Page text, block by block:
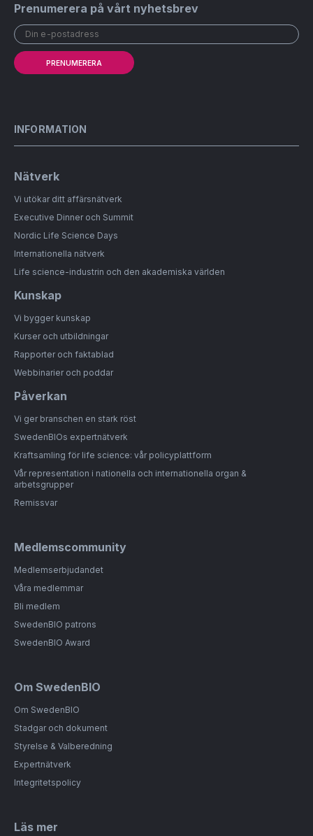
Prenumerera på vårt nyhetsbrev
PRENUMERERA
INFORMATION
Nätverk
Vi utökar ditt affärsnätverk
Executive Dinner och Summit
Nordic Life Science Days
Internationella nätverk
Life science-industrin och den akademiska världen
Kunskap
Vi bygger kunskap
Kurser och utbildningar
Rapporter och faktablad
Webbinarier och poddar
Påverkan
Vi ger branschen en stark röst
SwedenBIOs expertnätverk
Kraftsamling för life science: vår policyplattform
Vår representation i nationella och internationella organ &
arbetsgrupper
Remissvar
Medlemscommunity
Medlemserbjudandet
Våra medlemmar
Bli medlem
SwedenBIO patrons
SwedenBIO Award
Om SwedenBIO
Om SwedenBIO
Stadgar och dokument
Styrelse & Valberedning
Expertnätverk
Integritetspolicy
Läs mer